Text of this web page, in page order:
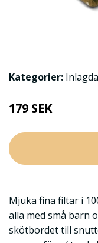
Kategorier:
179 SEK
Mjuka fina filtar i
alla med små barn
skötbordet till